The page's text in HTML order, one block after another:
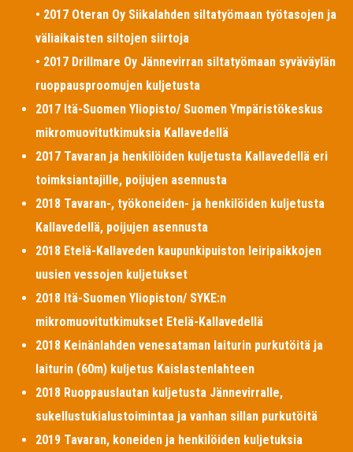
• 2017 Oteran Oy Siikalahden siltatyömaan työtasojen ja
väliaikaisten siltojen siirtoja
• 2017 Drillmare Oy Jännevirran siltatyömaan syväväylän
ruoppausproomujen kuljetusta
2017 Itä-Suomen Yliopisto/ Suomen Ympäristökeskus
mikromuovitutkimuksia Kallavedellä
2017 Tavaran ja henkilöiden kuljetusta Kallavedellä eri
toimksiantajille, poijujen asennusta
2018 Tavaran-, työkoneiden- ja henkilöiden kuljetusta
Kallavedellä, poijujen asennusta
2018 Etelä-Kallaveden kaupunkipuiston leiripaikkojen
uusien vessojen kuljetukset
2018 Itä-Suomen Yliopiston/ SYKE:n
mikromuovitutkimukset Etelä-Kallavedellä
2018 Keinänlahden venesataman laiturin purkutöitä ja
laiturin (60m) kuljetus Kaislastenlahteen
2018 Ruoppauslautan kuljetusta Jännevirralle,
sukellustukialustoimintaa ja vanhan sillan purkutöitä
2019 Tavaran, koneiden ja henkilöiden kuljetuksia